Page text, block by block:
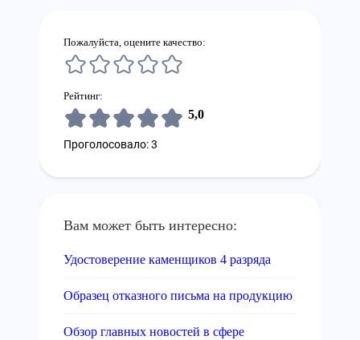
Пожалуйста, оцените качество:
Рейтинг:
5,0
Проголосовало: 3
Вам может быть интересно:
Удостоверение каменщиков 4 разряда
Образец отказного письма на продукцию
Обзор главных новостей в сфере